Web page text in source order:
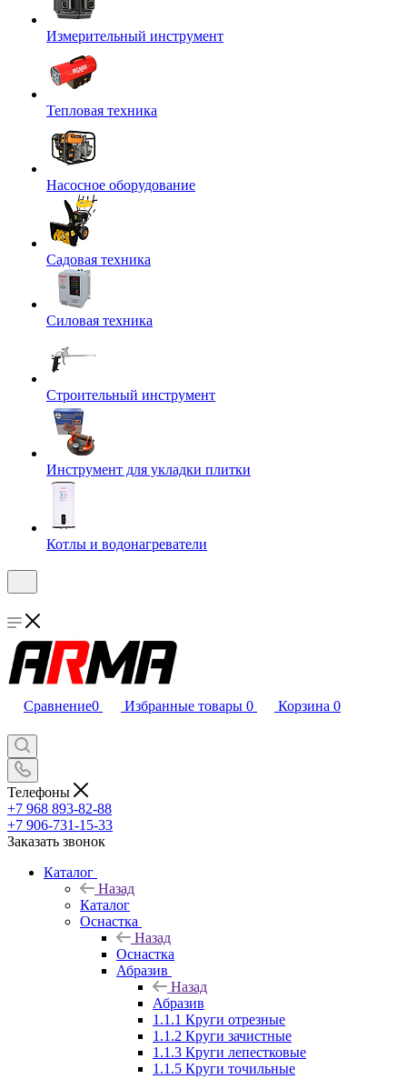
Измерительный инструмент
Тепловая техника
Насосное оборудование
Садовая техника
Силовая техника
Строительный инструмент
Инструмент для укладки плитки
Котлы и водонагреватели
Сравнение0 Избранные товары 0 Корзина 0
Телефоны
+7 968 893-82-88
+7 906-731-15-33
Заказать звонок
Каталог
Назад
Каталог
Оснастка
Назад
Оснастка
Абразив
Назад
Абразив
1.1.1 Круги отрезные
1.1.2 Круги зачистные
1.1.3 Круги лепестковые
1.1.5 Круги точильные